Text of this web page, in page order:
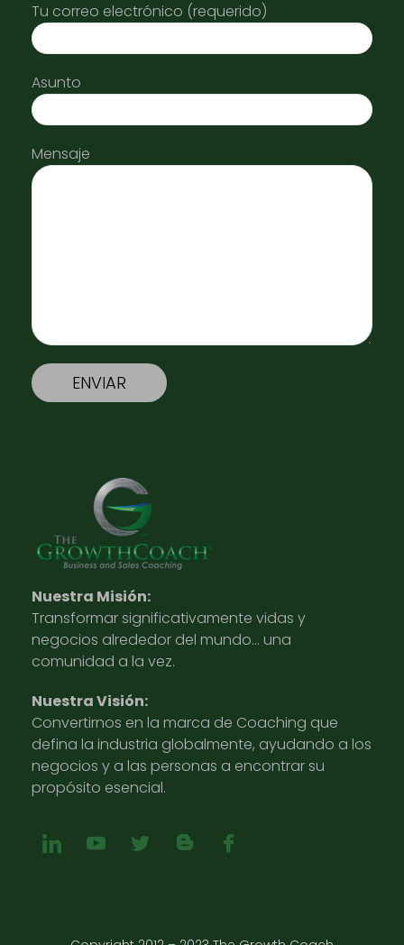
Tu correo electrónico (requerido)
Asunto
Mensaje
Nuestra Misión:
Transformar significativamente vidas y
negocios alrededor del mundo… una
comunidad a la vez.
Nuestra Visión:
Convertirnos en la marca de Coaching que
defina la industria globalmente, ayudando a los
negocios y a las personas a encontrar su
propósito esencial.